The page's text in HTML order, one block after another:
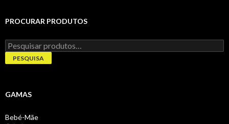
PROCURAR PRODUTOS
Pesquisar
por:
PESQUISA
GAMAS
Bebé-Mãe